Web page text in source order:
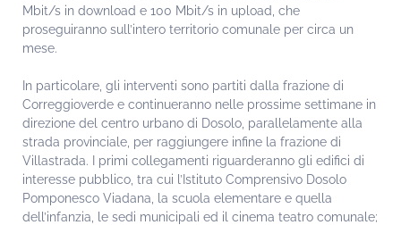
Mbit/s in download e 100 Mbit/s in upload, che
proseguiranno sull’intero territorio comunale per circa un
mese.
In particolare, gli interventi sono partiti dalla frazione di
Correggioverde e continueranno nelle prossime settimane in
direzione del centro urbano di Dosolo, parallelamente alla
strada provinciale, per raggiungere infine la frazione di
Villastrada. I primi collegamenti riguarderanno gli edifici di
interesse pubblico, tra cui l’Istituto Comprensivo Dosolo
Pomponesco Viadana, la scuola elementare e quella
dell’infanzia, le sedi municipali ed il cinema teatro comunale;